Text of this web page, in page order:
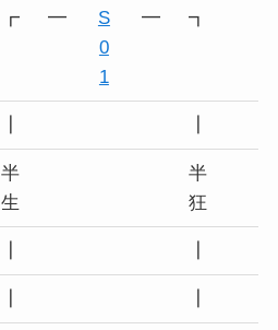
┏ ━
S
0
1
━ ┓
半
生
半
狂